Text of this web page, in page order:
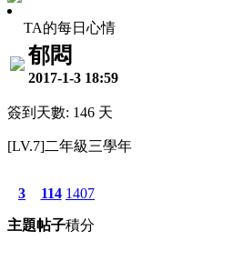
TA的每日心情
郁悶
2017-1-3 18:59
簽到天數: 146 天
[LV.7]二年級三學年
3
主題
114
帖子
1407
積分